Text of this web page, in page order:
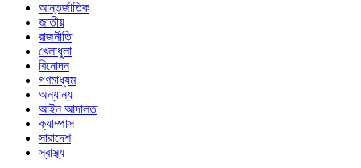
আন্তর্জাতিক
জাতীয়
রাজনীতি
খেলাধুলা
বিনোদন
গণমাধ্যম
অন্যান্য
আইন আদালত
ক্যাম্পাস
সারাদেশ
স্বাস্থ্য